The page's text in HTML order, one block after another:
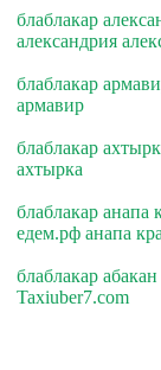
блаблакар
александрия
блаблакар
армавир
блаблакар
ахтырка
блаблакар анапа
едем.рф анапа
блаблакар
Taxiuber7.com